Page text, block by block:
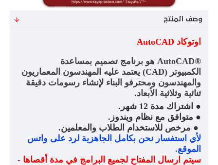
وصف المنتج
اوتوكاد AutoCAD
AutoCAD® هو برنامج تصميم بمساعدة
الكمبيوتر (CAD) يعتمد عليه المهندسون المعماريون
والمهندسون ومحترفو البناء لإنشاء رسومات دقيقة
ثنائية وثلاثية الأبعاد.
● اشتراك مدة 12 شهر
.
● متوافق مع نظام ويندوز .
● مرخص للاستخدام الطلاب والمعلمين.
لأي استفسار نحن بكامل الجاهزية لرد على واتس
الموقع.
- سيتم ارسال المفتاح لجميع البرامج في مدة أقصاها